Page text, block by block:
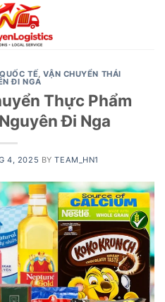
TẾ,VẬN CHUYỂN THÁI
ĐI NGA
Thực Phẩm
Đi Nga
4, 2025 BYTEAM_HN1